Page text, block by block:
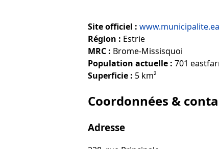
Site officiel :
Région : Estrie
MRC : Brome-Missisquoi
Population actuelle : 701
Superficie : 5 km²
Coordonnées &
Adresse